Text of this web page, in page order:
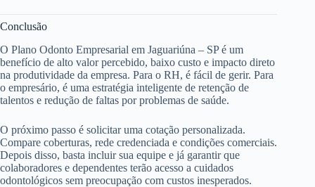
Conclusão
O Plano Odonto Empresarial em Jaguariúna – SP é um
benefício de alto valor percebido, baixo custo e impacto direto
na produtividade da empresa. Para o RH, é fácil de gerir. Para
o empresário, é uma estratégia inteligente de retenção de
talentos e redução de faltas por problemas de saúde.
O próximo passo é solicitar uma cotação personalizada.
Compare coberturas, rede credenciada e condições comerciais.
Depois disso, basta incluir sua equipe e já garantir que
colaboradores e dependentes terão acesso a cuidados
odontológicos sem preocupação com custos inesperados.